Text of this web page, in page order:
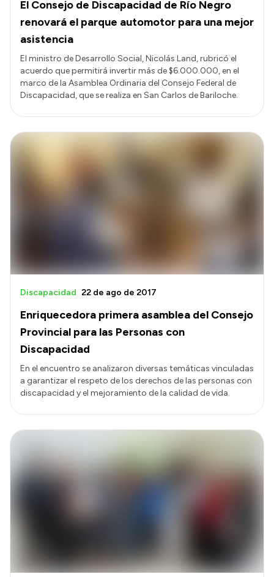
El Consejo de Discapacidad de Río Negro
renovará el parque automotor para una mejor
asistencia
El ministro de Desarrollo Social, Nicolás Land, rubricó el
acuerdo que permitirá invertir más de $6.000.000, en el
marco de la Asamblea Ordinaria del Consejo Federal de
Discapacidad, que se realiza en San Carlos de Bariloche.
Enriquecedora primera asamblea del Consejo
Provincial para las Personas con
Discapacidad
Discapacidad 22 de ago de 2017
En el encuentro se analizaron diversas temáticas vinculadas
a garantizar el respeto de los derechos de las personas con
discapacidad y el mejoramiento de la calidad de vida.